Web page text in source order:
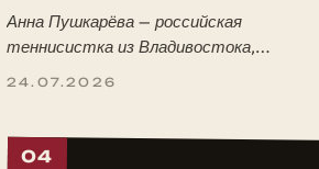
Анна Пушкарёва — российская
теннисистка из Владивостока,
24.07.2026
04